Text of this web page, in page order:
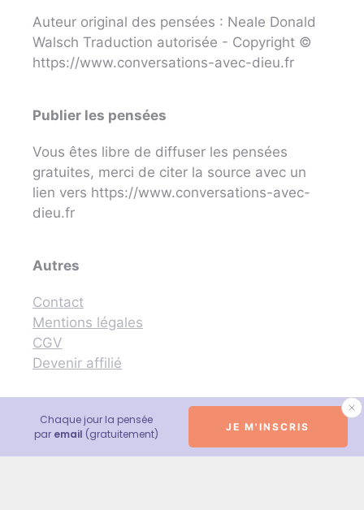
Auteur original des pensées : Neale Donald
Walsch Traduction autorisée - Copyright ©
https://www.conversations-avec-dieu.fr
Publier les pensées
Vous êtes libre de diffuser les pensées
gratuites, merci de citer la source avec un
lien vers https://www.conversations-avec-
dieu.fr
Autres
Contact
Mentions légales
CGV
Devenir affilié
© 2026 Conversations avec Dieu - Neale Donald Walsch
Chaque jour la pensée
par email (gratuitement) JE M'INSCRIS